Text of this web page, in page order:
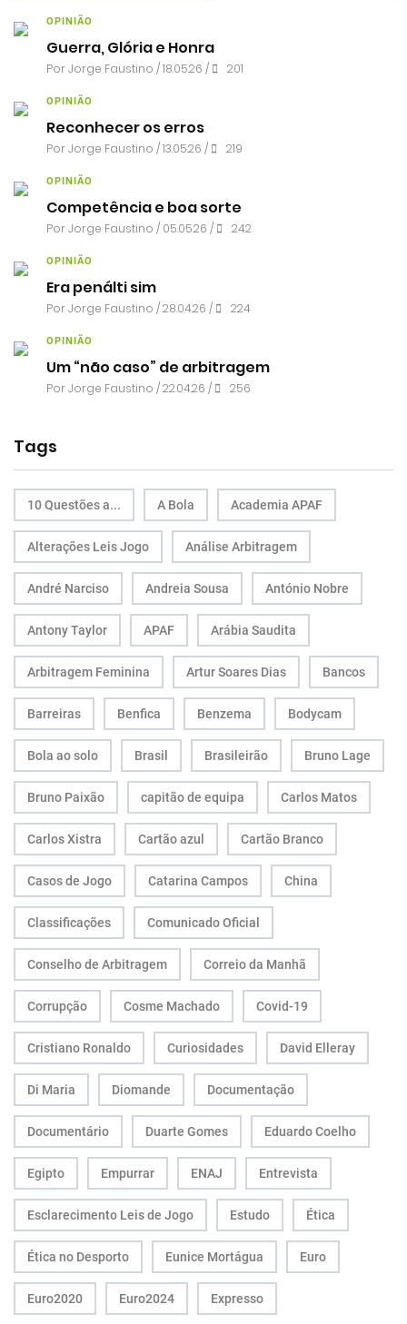
OPINIÃO
Guerra, Glória e Honra
PorJorge Faustino / 18.05.26 / 201
OPINIÃO
Reconhecer os erros
PorJorge Faustino / 13.05.26 / 219
OPINIÃO
Competência e boa sorte
PorJorge Faustino / 05.05.26 / 242
OPINIÃO
Era penálti sim
PorJorge Faustino / 28.04.26 / 224
OPINIÃO
Um “não caso” de arbitragem
PorJorge Faustino / 22.04.26 / 256
Tags
10 Questões a... A Bola Academia APAF
Alterações Leis Jogo Análise Arbitragem
André Narciso Andreia Sousa António Nobre
Antony Taylor APAF Arábia Saudita
Arbitragem Feminina Artur Soares Dias Bancos
Barreiras Benfica Benzema Bodycam
Bola ao solo Brasil Brasileirão Bruno Lage
Bruno Paixão capitão de equipa Carlos Matos
Carlos Xistra Cartão azul Cartão Branco
Casos de Jogo Catarina Campos China
Classificações Comunicado Oficial
Conselho de Arbitragem Correio da Manhã
Corrupção Cosme Machado Covid-19
Cristiano Ronaldo Curiosidades David Elleray
Di Maria Diomande Documentação
Documentário Duarte Gomes Eduardo Coelho
Egipto Empurrar ENAJ Entrevista
Esclarecimento Leis de Jogo Estudo Ética
Ética no Desporto Eunice Mortágua Euro
Euro2020 Euro2024 Expresso